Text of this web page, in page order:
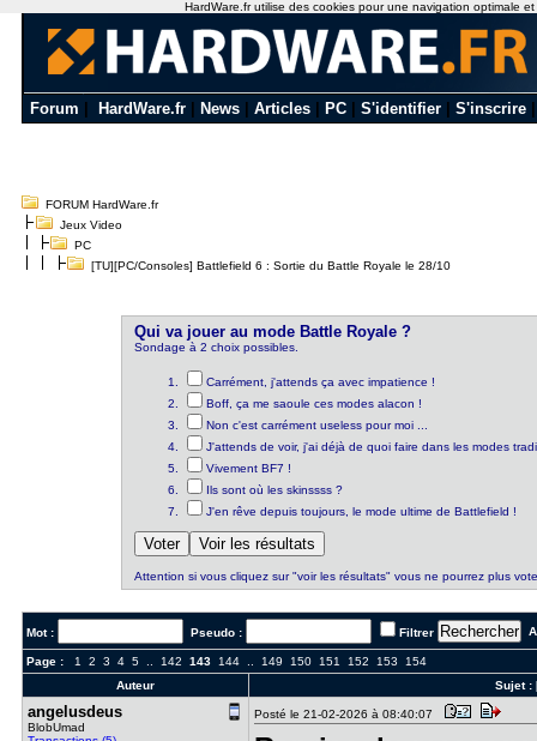
Forum HardWare.fr News Articles PC S'identifier S'inscrire
FORUM HardWare.fr
Jeux Video
PC
[TU][PC/Consoles] Battlefield 6 : Sortie du Battle Royale le 28/10
Qui va jouer au mode Battle Royale ?
Sondage à 2 choix possibles.
Carrément, j'attends ça avec impatience !
Boff, ça me saoule ces modes alacon !
Non c'est carrément useless pour moi ...
J'attends de voir, j'ai déjà de quoi faire dans les modes
Vivement BF7 !
Ils sont où les skinssss ?
J'en rêve depuis toujours, le mode ultime de Battlefield !
Attention si vous cliquez sur "voir les résultats" vous ne pourrez plus
Mot : Pseudo : Filtrer
Page : 1 2 3 4 5.. 142 143 144.. 149 150 151 152 153
154
Auteur
Sujet :
angelusdeu​s
BlobUmad
Posté le 21-02-2026 à 08:40:07
HardWare.fr utilise des cookies pour une navigation optimale